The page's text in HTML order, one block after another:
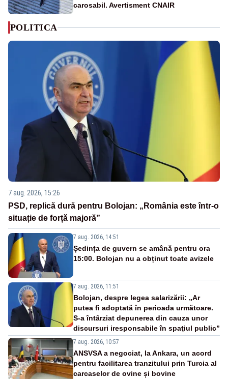
carosabil. Avertisment CNAIR
POLITICA
7 aug. 2026, 15:26
PSD, replică dură pentru Bolojan: „România este într-o
situație de forță majoră”
7 aug. 2026, 14:51
Ședința de guvern se amână pentru ora
15:00. Bolojan nu a obținut toate avizele
7 aug. 2026, 11:51
Bolojan, despre legea salarizării: „Ar
putea fi adoptată în perioada următoare.
S-a întârziat depunerea din cauza unor
discursuri iresponsabile în spaţiul public”
7 aug. 2026, 10:57
ANSVSA a negociat, la Ankara, un acord
pentru facilitarea tranzitului prin Turcia al
carcaselor de ovine și bovine